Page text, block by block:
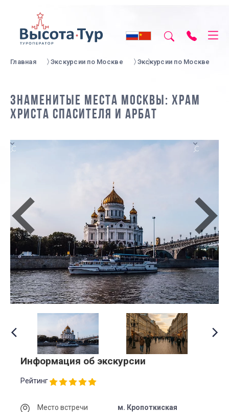
Главная Экскурсии по Москве Экскурсии по Москве
ЗНАМЕНИТЫЕ МЕСТА МОСКВЫ: ХРАМ
ХРИСТА СПАСИТЕЛЯ И АРБАТ
Информация об экскурсии
Рейтинг
Место встречи м. Кропоткиская